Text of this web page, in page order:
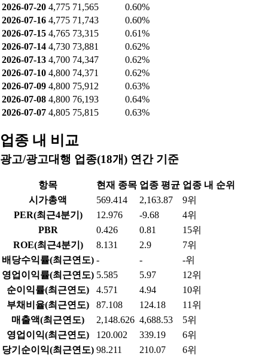
2026-07-20 4,775 71,565
0.60%
2026-07-16 4,775 71,743
0.60%
2026-07-15 4,765 73,315
0.61%
2026-07-14 4,730 73,881
0.62%
2026-07-13 4,700 74,347
0.62%
2026-07-10 4,800 74,371
0.62%
2026-07-09 4,800 75,912
0.63%
2026-07-08 4,800 76,193
0.64%
2026-07-07 4,805 75,815 0.63%
업종 내 비교
광고/광고대행 업종(18개) 연간 기준
항목 현재 종목 업종 평균 업종 내 순위
시가총액
569.414 2,163.87
9위
PER(최근4분기)
12.976 -9.68
4위
PBR
0.426 0.81
15위
ROE(최근4분기)
8.131 2.9
7위
배당수익률(최근연도) - -
-위
영업이익률(최근연도) 5.585 5.97
12위
순이익률(최근연도)
4.571 4.94
10위
부채비율(최근연도)
87.108 124.18
11위
매출액(최근연도)
2,148.626 4,688.53
5위
영업이익(최근연도)
120.002 339.19
6위
당기순이익(최근연도) 98.211 210.07 6위